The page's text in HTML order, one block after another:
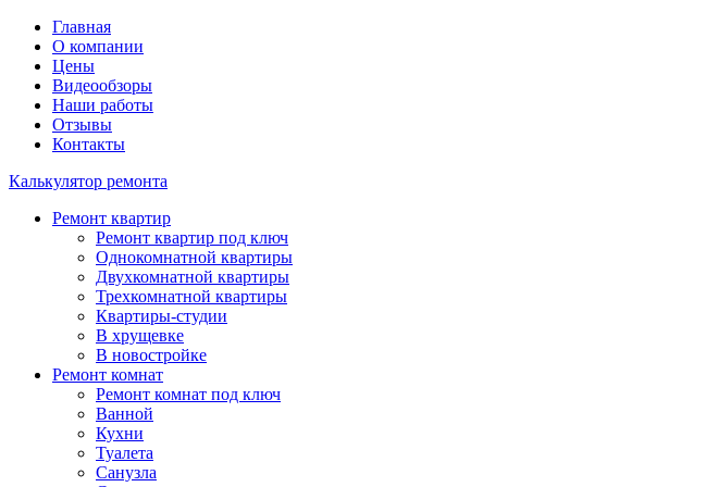
Главная
О компании
Цены
Видеообзоры
Наши работы
Отзывы
Контакты
Калькулятор ремонта
Ремонт квартир
Ремонт квартир под ключ
Однокомнатной квартиры
Двухкомнатной квартиры
Трехкомнатной квартиры
Квартиры-студии
В хрущевке
В новостройке
Ремонт комнат
Ремонт комнат под ключ
Ванной
Кухни
Туалета
Санузла